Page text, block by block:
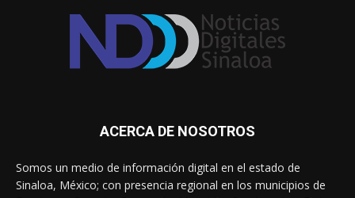
ACERCA DE NOSOTROS
Somos un medio de información digital en el estado de
Sinaloa, México; con presencia regional en los municipios de